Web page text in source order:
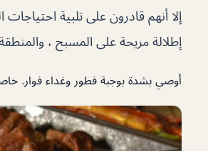
إطلالة مريحة على المسبح ،
أوصي بشدة بوجبة فطور وغداء فوار.